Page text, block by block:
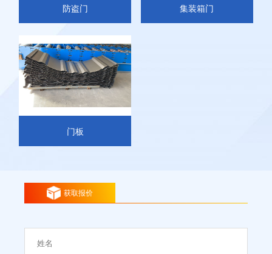
防盗门 集装箱门
门板
获取报价